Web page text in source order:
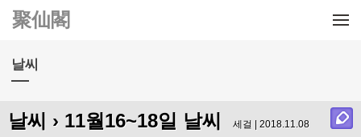
聚仙閣
날씨
날씨 › 11월16~18일 날씨
세걸 | 2018.11.08